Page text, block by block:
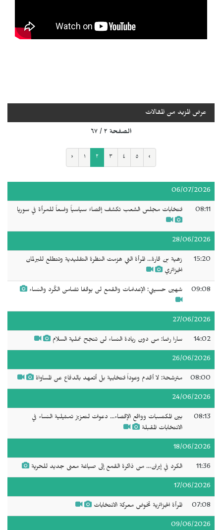
عرض المزيد من المقالات
الصفحة ٢ / ٦٧
‹ ١ ٢ ٣ ٤ ٥ ›
06/07/2026
08:11 انتخابات مجلس الشعب تكشف إقصاءً سياسياً واسعاً للمرأة في سوريا
28/06/2026
15:20
زهية بن قارة... المرأة التي هزمت النظرة التقليدية وتتطلع للبرلمان
الجزائري
09:08 شهين حسيني: الإعدامات والقمع لن يوقفا تضامن الكُرد والنساء
27/06/2026
14:02 سارا رضا: من دون ريادة النساء لن تنجح عملية السلام
26/06/2026
08:00 مترشحة: لا أقدم وعوداً انتخابية بل أتعهد بالدفاع عن المساواة
24/06/2026
08:13
بين المكتسبات وواقع الإقصاء... دعوات لتعزيز تمثيلية النساء في
الانتخابات المقبلة
18/06/2026
11:36 الكرد في إيران… من ذاكرة القمع إلى صياغة معنى جديد للحرية
17/06/2026
07:08 المرأة الجزائرية تخوض معركة الانتخابات
09/06/2026